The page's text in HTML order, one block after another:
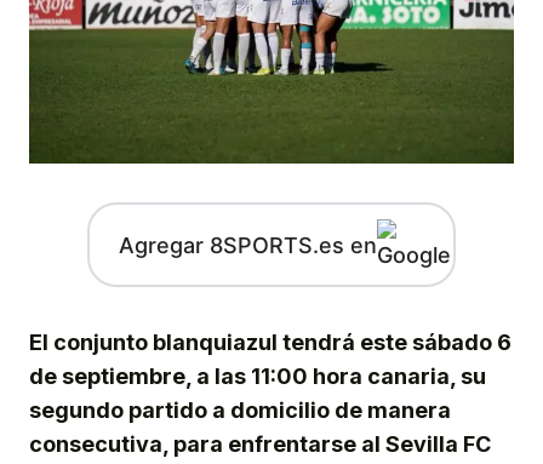
Agregar 8SPORTS.es en
El conjunto blanquiazul tendrá este sábado 6
de septiembre, a las 11:00 hora canaria, su
segundo partido a domicilio de manera
consecutiva, para enfrentarse al Sevilla FC